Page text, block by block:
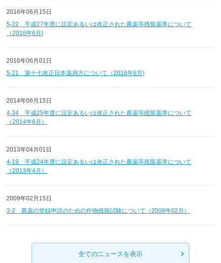
全てのニュースを表示
2016年06月15日
5-22 平成27年度に設定あるいは改正された農薬等残留基準について
（2016年6月)
2016年06月01日
5-21 第十七改正日本薬局方について（2016年6月)
2014年06月15日
4-34 平成25年度に設定あるいは改正された農薬等残留基準について
（2014年6月）
2013年04月01日
4-19 平成24年度に設定あるいは改正された農薬等残留基準について
（2013年4月）
2009年02月15日
3-2 農薬の登録申請のための作物残留試験について（2009年02月）